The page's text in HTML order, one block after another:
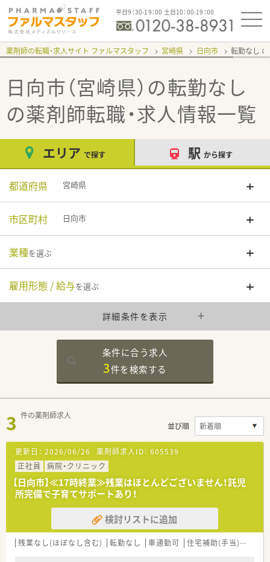
平日9：30-19：00 土日10：00-19：00
薬剤師の転職・求人サイト ファルマスタッフ 宮崎県 日向市 転勤なし
日向市（宮崎県）の転勤なし
の薬剤師転職・求人情報一覧
エリア で探す 駅 から探す
都道府県 宮崎県
市区町村 日向市
業種を選ぶ
雇用形態 / 給与を選ぶ
詳細条件を表示
条件に合う求人
3件を検索する
3 件の薬剤師求人
並び順
更新日： 2026/06/26 薬剤師求人ID： 605539
正社員
病院・クリニック
【日向市】≪17時終業≫残業はほとんどございません！託児
所完備で子育てサポートあり！
検討リストに追加
残業なし(ほぼなし含む) 転勤なし 車通勤可 住宅補助(手当)あり